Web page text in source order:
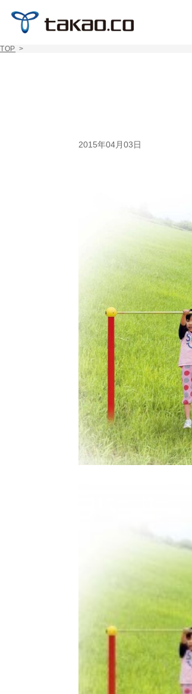
TOP >
2015年04月03日